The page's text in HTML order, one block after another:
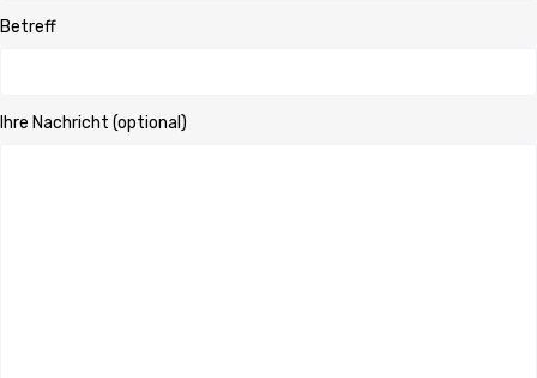
Betreff
Ihre Nachricht (optional)